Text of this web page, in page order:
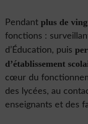
Pendant plus de
fonctions :
d’Éducation, puis
d’établissement
cœur du
des lycées, au
enseignants et des